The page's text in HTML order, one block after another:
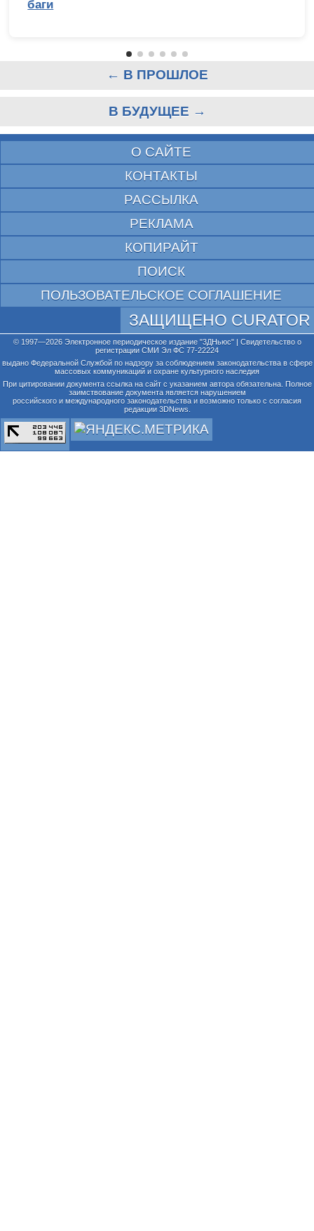
баги
← В ПРОШЛОЕ
В БУДУЩЕЕ →
О САЙТЕ
КОНТАКТЫ
РАССЫЛКА
РЕКЛАМА
КОПИРАЙТ
ПОИСК
ПОЛЬЗОВАТЕЛЬСКОЕ СОГЛАШЕНИЕ
ЗАЩИЩЕНО CURATOR
© 1997—2026 Электронное периодическое издание "3ДНьюс" | Свидетельство о
регистрации СМИ Эл ФС 77-22224
выдано Федеральной Службой по надзору за соблюдением законодательства в сфере
массовых коммуникаций и охране культурного наследия
При цитировании документа ссылка на сайт с указанием автора обязательна. Полное
заимствование документа является нарушением
российского и международного законодательства и возможно только с согласия
редакции 3DNews.